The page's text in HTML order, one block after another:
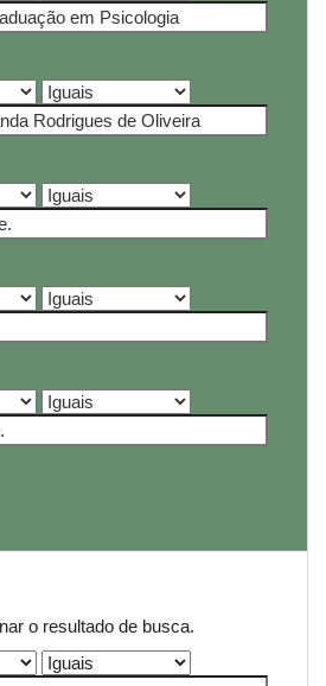
o resultado de busca.